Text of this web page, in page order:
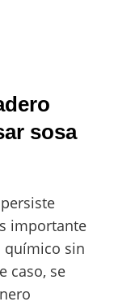
sosa
importante
químico sin
caso, se